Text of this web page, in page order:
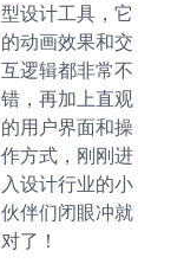
型设计工具，它
的动画效果和交
互逻辑都非常不
错，再加上直观
的用户界面和操
作方式，刚刚进
入设计行业的小
伙伴们闭眼冲就
对了！